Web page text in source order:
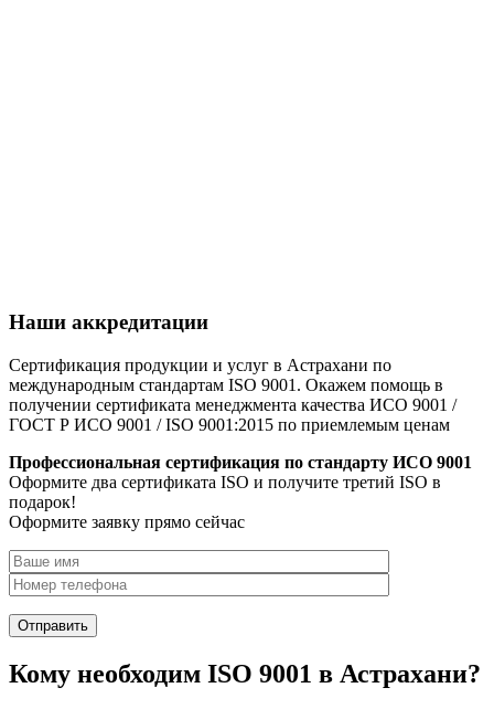
Наши аккредитации
Сертификация продукции и услуг в Астрахани по
международным стандартам ISO 9001. Окажем помощь в
получении сертификата менеджмента качества ИСО 9001 /
ГОСТ Р ИСО 9001 / ISO 9001:2015 по приемлемым ценам
Профессиональная сертификация по стандарту ИСО 9001
Оформите два сертификата ISO и получите третий ISO в
подарок!
Оформите заявку прямо сейчас
Кому необходим ISO 9001 в Астрахани?